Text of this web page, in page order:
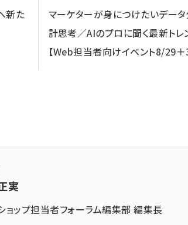
新た
マーケターが身につけたいデータ
計思考／AIのプロに聞く最新トレ
【Web担当者向けイベント8/29＋
実
ョップ担当者フォーラム編集部 編集長